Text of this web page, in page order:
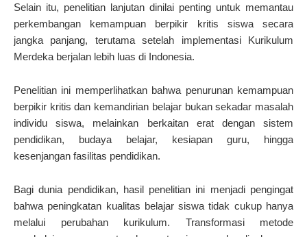
Selain itu, penelitian lanjutan dinilai penting untuk memantau
perkembangan kemampuan berpikir kritis siswa secara
jangka panjang, terutama setelah implementasi Kurikulum
Merdeka berjalan lebih luas di Indonesia.
Penelitian ini memperlihatkan bahwa penurunan kemampuan
berpikir kritis dan kemandirian belajar bukan sekadar masalah
individu siswa, melainkan berkaitan erat dengan sistem
pendidikan, budaya belajar, kesiapan guru, hingga
kesenjangan fasilitas pendidikan.
Bagi dunia pendidikan, hasil penelitian ini menjadi pengingat
bahwa peningkatan kualitas belajar siswa tidak cukup hanya
melalui perubahan kurikulum. Transformasi metode